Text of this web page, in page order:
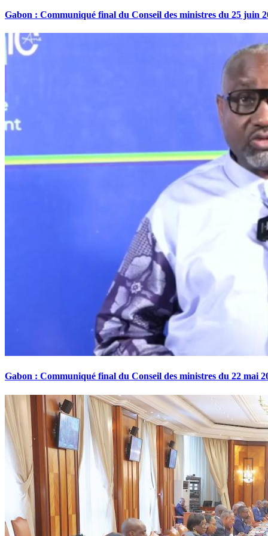
Gabon : Communiqué final du Conseil des ministres du 25 juin
Gabon : Communiqué final du Conseil des ministres du 22 mai